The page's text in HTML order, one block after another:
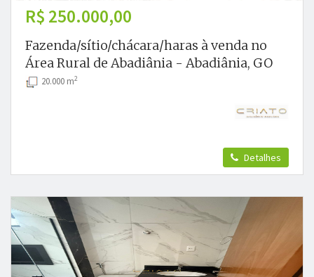
R$ 250.000,00
Fazenda/sítio/chácara/haras à venda no
Área Rural de Abadiânia - Abadiânia, GO
20.000 m2
Detalhes